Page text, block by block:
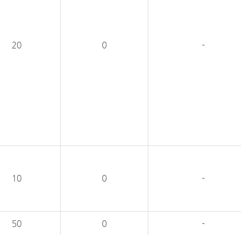
20 0 -
10 0 -
50 0 -